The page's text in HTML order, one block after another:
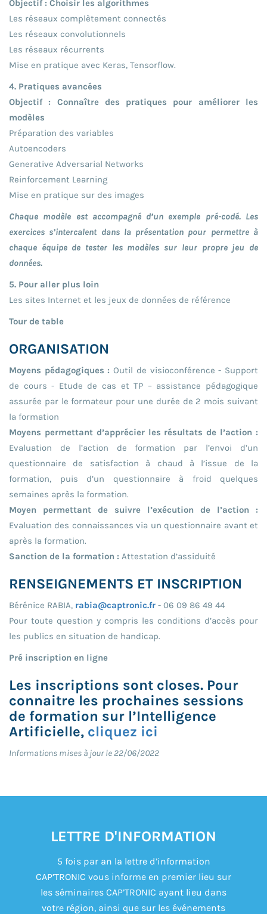
Objectif : Choisir les algorithmes
Les réseaux complètement connectés
Les réseaux convolutionnels
Les réseaux récurrents
Mise en pratique avec Keras, Tensorflow.
4. Pratiques avancées
Objectif : Connaître des pratiques pour améliorer les
modèles
Préparation des variables
Autoencoders
Generative Adversarial Networks
Reinforcement Learning
Mise en pratique sur des images
Chaque modèle est accompagné d’un exemple pré-codé. Les
exercices s’intercalent dans la présentation pour permettre à
chaque équipe de tester les modèles sur leur propre jeu de
données.
5. Pour aller plus loin
Les sites Internet et les jeux de données de référence
Tour de table
ORGANISATION
Moyens pédagogiques : Outil de visioconférence - Support
de cours - Etude de cas et TP – assistance pédagogique
assurée par le formateur pour une durée de 2 mois suivant
la formation
Moyens permettant d’apprécier les résultats de l’action :
Evaluation de l’action de formation par l’envoi d’un
questionnaire de satisfaction à chaud à l’issue de la
formation, puis d’un questionnaire à froid quelques
semaines après la formation.
Moyen permettant de suivre l’exécution de l’action :
Evaluation des connaissances via un questionnaire avant et
après la formation.
Sanction de la formation : Attestation d’assiduité
RENSEIGNEMENTS ET INSCRIPTION
Bérénice RABIA, rabia@captronic.fr - 06 09 86 49 44
Pour toute question y compris les conditions d’accès pour
les publics en situation de handicap.
Pré inscription en ligne
Les inscriptions sont closes. Pour
connaitre les prochaines sessions
de formation sur l’Intelligence
Artificielle, cliquez ici
Informations mises à jour le 22/06/2022
LETTRE D'INFORMATION
5 fois par an la lettre d’information
CAP’TRONIC vous informe en premier lieu sur
les séminaires CAP’TRONIC ayant lieu dans
votre région, ainsi que sur les événements